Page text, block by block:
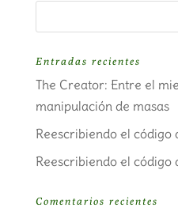
Entradas recientes
The Creator: Entre el
manipulación de masas
Reescribiendo el
Reescribiendo el
Comentarios recientes